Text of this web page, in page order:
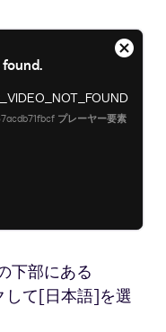
プレーヤー要素
ダ
ア
ロ
を
る
下部にある
して[日本語]を選